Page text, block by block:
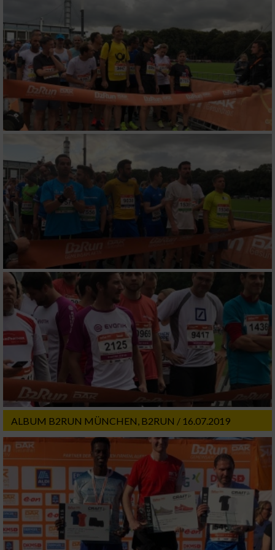
ALBUM B2RUN MÜNCHEN, B2RUN / 16.07.2019